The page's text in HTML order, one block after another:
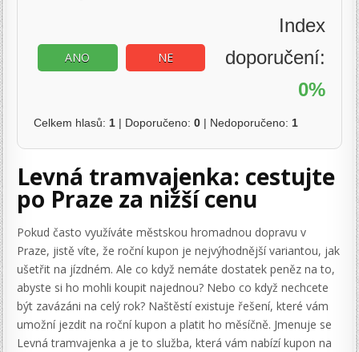
ANO NE
Index
doporučení:
0%
Celkem hlasů: 1 | Doporučeno:0 | Nedoporučeno: 1
Levná tramvajenka: cestujte
po Praze za nižší cenu
Pokud často využíváte městskou hromadnou dopravu v
Praze, jistě víte, že roční kupon je nejvýhodnější variantou, jak
ušetřit na jízdném. Ale co když nemáte dostatek peněz na to,
abyste si ho mohli koupit najednou? Nebo co když nechcete
být zavázáni na celý rok? Naštěstí existuje řešení, které vám
umožní jezdit na roční kupon a platit ho měsíčně. Jmenuje se
Levná tramvajenka a je to služba, která vám nabízí kupon na